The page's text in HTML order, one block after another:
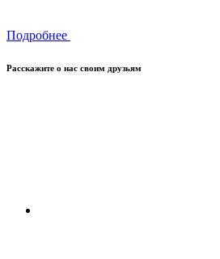
Подробнее
Расскажите о нас своим друзьям